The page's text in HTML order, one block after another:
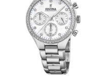
ΓΥΝΑΙΚΕΊΟ FESTINA
ΜΕ ΑΤΣΆΛΙΝΟ
ΜΠΡΑΣΕΛΈ F20401/1
€164.00